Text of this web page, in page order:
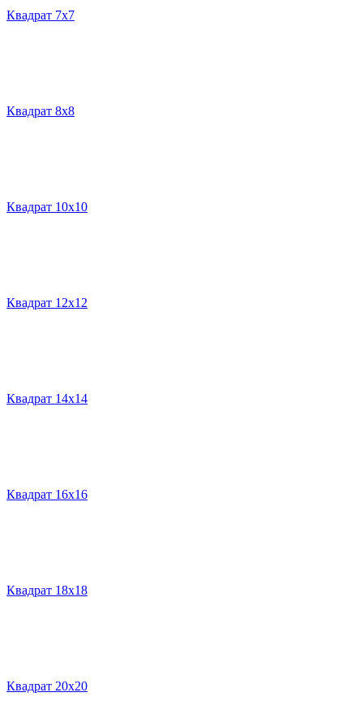
Квадрат 7х7
Квадрат 8х8
Квадрат 10х10
Квадрат 12х12
Квадрат 14х14
Квадрат 16х16
Квадрат 18х18
Квадрат 20х20